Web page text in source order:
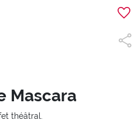
Mascara
théâtral.